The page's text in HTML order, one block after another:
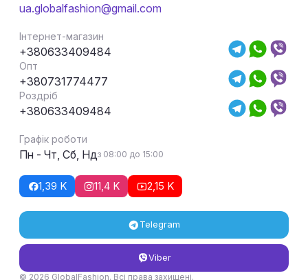
ua.globalfashion@gmail.com
Інтернет-магазин
+380633409484
Опт
+380731774477
Роздріб
+380633409484
Графік роботи
Пн - Чт, Сб, Ндз 08:00 до 15:00
1,39 K 11,4 K 2,15 K
Telegram
Viber
© 2026 GlobalFashion. Всі права захищені.